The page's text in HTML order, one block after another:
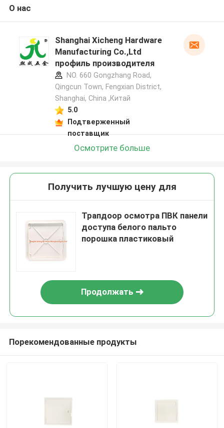
О нас
Shanghai Xicheng Hardware
Manufacturing Co.,Ltd
профиль производителя
NO. 660 Gongzhang Road,
Qingcun Town, Fengxian District,
Shanghai, China ,Китай
5.0
Подтверженный
поставщик
Осмотрите больше
Получить лучшую цену для
Трапдоор осмотра ПВК панели
доступа белого пальто
порошка пластиковый
Продолжать
Порекомендованные продукты